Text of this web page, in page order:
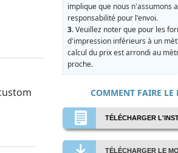
implique que nous n'assumons
responsabilité pour l'envoi.
3.Veuillez noter que pour les
d'impression inférieurs à un
calcul du prix est arrondi au
proche.
COMMENT FAIRE LE
TÉLÉCHARGER
TÉLÉCHARGER LE